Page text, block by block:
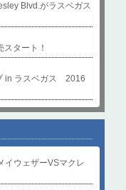
Blvd.がラスベガス
タート！
in ラスベガス 2016
イウェザーVSマクレ